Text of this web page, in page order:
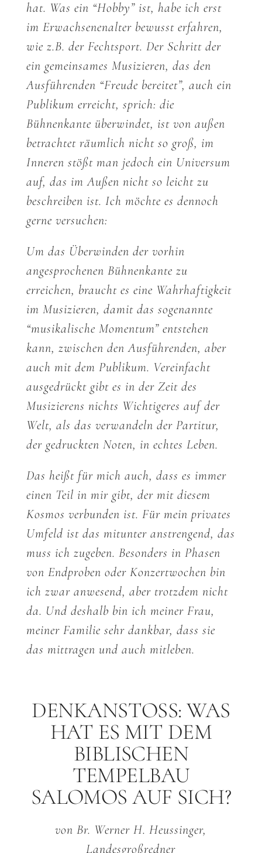
hat. Was ein “Hobby” ist, habe ich erst
im Erwachsenenalter bewusst erfahren,
wie z.B. der Fechtsport. Der Schritt der
ein gemeinsames Musizieren, das den
Ausführenden “Freude bereitet”, auch ein
Publikum erreicht, sprich: die
Bühnenkante überwindet, ist von außen
betrachtet räumlich nicht so groß, im
Inneren stößt man jedoch ein Universum
auf, das im Außen nicht so leicht zu
beschreiben ist. Ich möchte es dennoch
gerne versuchen:
Um das Überwinden der vorhin
angesprochenen Bühnenkante zu
erreichen, braucht es eine Wahrhaftigkeit
im Musizieren, damit das sogenannte
“musikalische Momentum” entstehen
kann, zwischen den Ausführenden, aber
auch mit dem Publikum. Vereinfacht
ausgedrückt gibt es in der Zeit des
Musizierens nichts Wichtigeres auf der
Welt, als das verwandeln der Partitur,
der gedruckten Noten, in echtes Leben.
Das heißt für mich auch, dass es immer
einen Teil in mir gibt, der mit diesem
Kosmos verbunden ist. Für mein privates
Umfeld ist das mitunter anstrengend, das
muss ich zugeben. Besonders in Phasen
von Endproben oder Konzertwochen bin
ich zwar anwesend, aber trotzdem nicht
da. Und deshalb bin ich meiner Frau,
meiner Familie sehr dankbar, dass sie
das mittragen und auch mitleben.
DENKANSTOSS: WAS H
AT ES MIT DEM B
IBLISCHEN T
EMPELBAU S
ALOMOS AUF SICH?
von Br. Werner H. Heussinger,
Landesgroßredner